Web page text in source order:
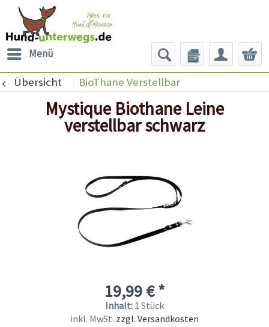
Menü
Übersicht BioThane Verstellbar
Mystique Biothane Leine
verstellbar schwarz
19,99 € *
Inhalt: 1 Stück
inkl. MwSt. zzgl. Versandkosten